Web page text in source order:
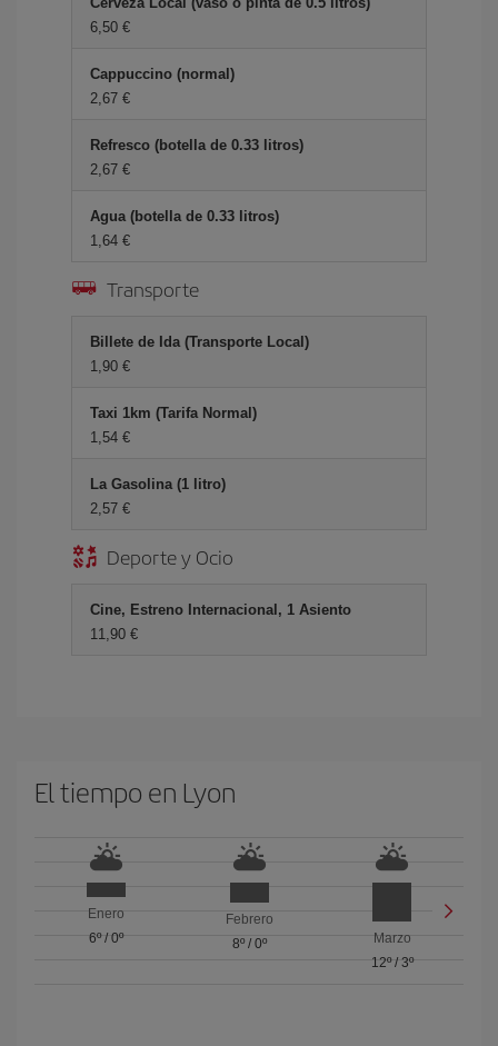
6,50 €
Cappuccino (normal)
2,67 €
Refresco (botella de 0.33 litros)
2,67 €
Agua (botella de 0.33 litros)
1,64 €
Transporte
Billete de Ida (Transporte Local)
1,90 €
Taxi 1km (Tarifa Normal)
1,54 €
La Gasolina (1 litro)
2,57 €
Deporte y Ocio
Cine, Estreno Internacional, 1 Asiento
11,90 €
El tiempo en Lyon
Enero
6º/ 0º
Febrero
8º/ 0º
Marzo
12º/ 3º